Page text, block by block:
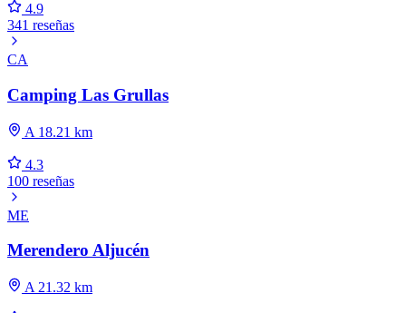
4.9
341 reseñas
CA
Camping Las Grullas
A 18.21 km
4.3
100 reseñas
ME
Merendero Aljucén
A 21.32 km